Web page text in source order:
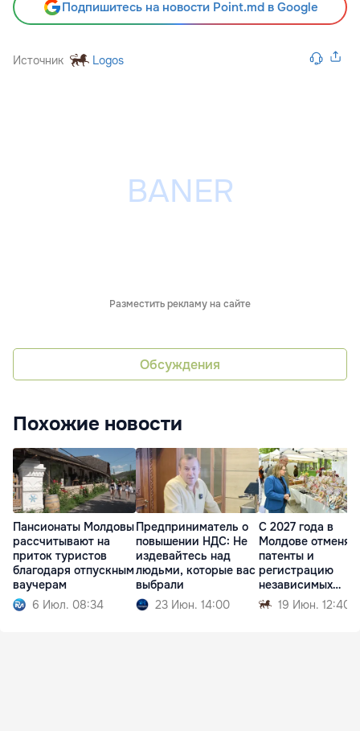
Подпишитесь на новости Point.md в Google
Источник Logos
Разместить рекламу на сайте
Обсуждения
Похожие новости
Пансионаты Молдовы
рассчитывают на
приток туристов
благодаря отпускным
ваучерам
6 Июл. 08:34
Предприниматель о
повышении НДС: Не
издевайтесь над
людьми, которые вас
выбрали
23 Июн. 14:00
С 2027 года в
Молдове отменят
патенты и
регистрацию
независимых
торговцев
19 Июн. 12:40